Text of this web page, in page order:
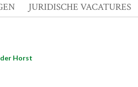
JURIDISCHE VACATURES
der Horst